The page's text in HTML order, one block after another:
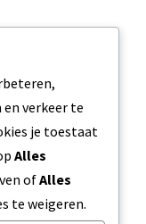
verkeer te
je toestaat
Alles
ofAlles
te weigeren.